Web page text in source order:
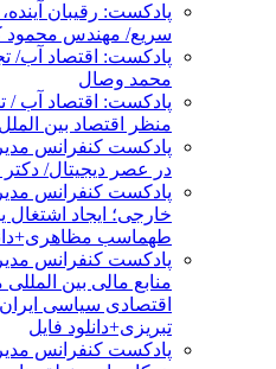
پادکست: رقیبان
سریع/ مهندس محمود
پادکست: اقتصاد آب/
محمد وصال
پادکست: اقتصاد آب /
منظر اقتصاد بین
پادکست کنفرانس
در عصر دیجیتال/
پادکست کنفرانس
خارجی؛ ایجاد
طهماسب
پادکست کنفرانس
منابع مالی بین
اقتصادی سیاسی
تبریزی+دانلود فایل
پادکست کنفرانس